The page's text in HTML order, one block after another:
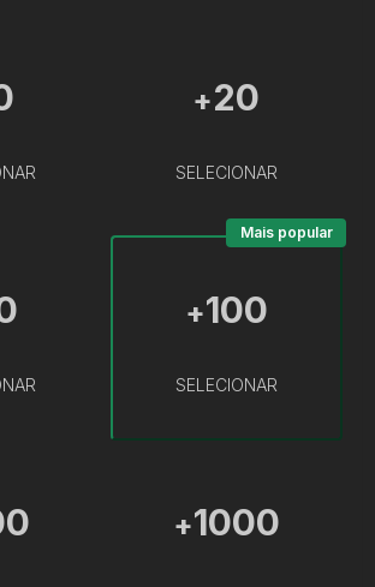
+20
SELECIONAR
+100
SELECIONAR
Mais popular
+1000